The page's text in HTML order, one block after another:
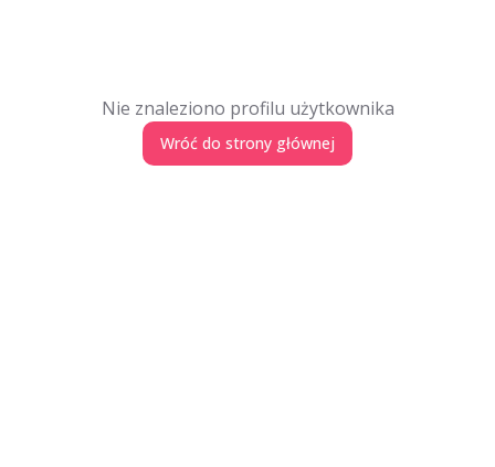
Nie znaleziono profilu użytkownika
Wróć do strony głównej